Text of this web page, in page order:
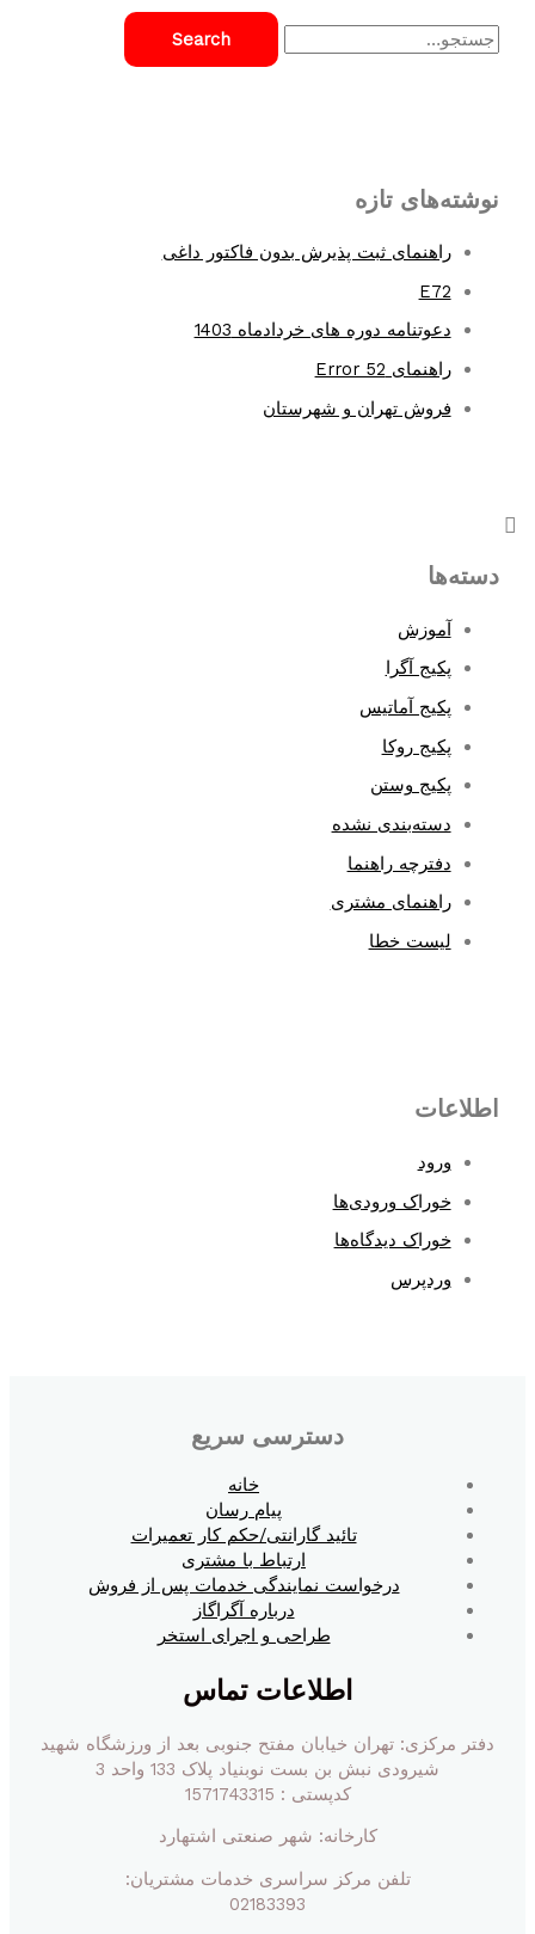
آسیاS
h
نوشته‌های تازه
راهنمای ثبت پذیرش بدون فاکتور داغی
E72
دعوتنامه دوره های خردادماه 1403
راهنمای Error 52
فروش تهران و شهرستان
دسته‌ها
آموزش
پکیج آگرا
پکیج آماتیس
پکیج روکا
پکیج وستن
دسته‌بندی نشده
دفترچه راهنما
راهنمای مشتری
لیست خطا
اطلاعات
ورود
خوراک ورودی‌ها
خوراک دیدگاه‌ها
وردپرس
دسترسی سریع
خانه
پیام رسان
تائید گارانتی/حکم کار تعمیرات
ارتباط با مشتری
درخواست نمایندگی خدمات پس از فروش
درباره آگراگاز
طراحی و اجرای استخر
اطلاعات تماس
دفتر مرکزی: تهران خیابان مفتح جنوبی بعد از ورزشگاه شهید
شیرودی نبش بن بست نوبنیاد پلاک 133 واحد 3
کدپستی : 1571743315
کارخانه: شهر صنعتی اشتهارد
تلفن مرکز سراسری خدمات مشتریان:
02183393